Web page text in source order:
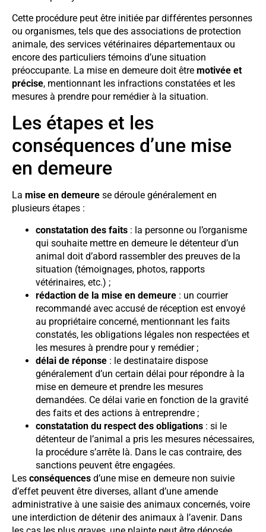
Cette procédure peut être initiée par différentes personnes
ou organismes, tels que des associations de protection
animale, des services vétérinaires départementaux ou
encore des particuliers témoins d’une situation
préoccupante. La mise en demeure doit être motivée et
précise, mentionnant les infractions constatées et les
mesures à prendre pour remédier à la situation.
Les étapes et les
conséquences d’une mise
en demeure
La mise en demeure se déroule généralement en
plusieurs étapes :
constatation des faits : la personne ou l’organisme
qui souhaite mettre en demeure le détenteur d’un
animal doit d’abord rassembler des preuves de la
situation (témoignages, photos, rapports
vétérinaires, etc.) ;
rédaction de la mise en demeure : un courrier
recommandé avec accusé de réception est envoyé
au propriétaire concerné, mentionnant les faits
constatés, les obligations légales non respectées et
les mesures à prendre pour y remédier ;
délai de réponse : le destinataire dispose
généralement d’un certain délai pour répondre à la
mise en demeure et prendre les mesures
demandées. Ce délai varie en fonction de la gravité
des faits et des actions à entreprendre ;
constatation du respect des obligations : si le
détenteur de l’animal a pris les mesures nécessaires,
la procédure s’arrête là. Dans le cas contraire, des
sanctions peuvent être engagées.
Les conséquences d’une mise en demeure non suivie
d’effet peuvent être diverses, allant d’une amende
administrative à une saisie des animaux concernés, voire
une interdiction de détenir des animaux à l’avenir. Dans